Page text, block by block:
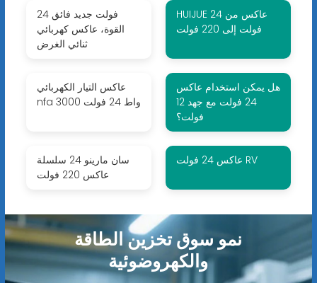
24 فولت جديد فائق
القوة، عاكس كهربائي
ثنائي الغرض
HUIJUE عاكس من 24
فولت إلى 220 فولت
عاكس التيار الكهربائي
nfa 3000 واط 24 فولت
هل يمكن استخدام عاكس
24 فولت مع جهد 12
فولت؟
سان مارينو 24 سلسلة
عاكس 220 فولت
عاكس 24 فولت RV
نمو سوق تخزين الطاقة
والكهروضوئية